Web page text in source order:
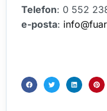
Telefon: 0 552
e-posta: